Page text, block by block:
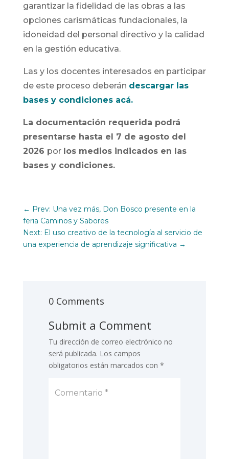
garantizar la fidelidad de las obras a las
opciones carismáticas fundacionales, la
idoneidad del personal directivo y la calidad
en la gestión educativa.
Las y los docentes interesados en participar
de este proceso deberán descargar las
bases y condiciones acá.
La documentación requerida podrá
presentarse hasta el 7 de agosto del
2026 por los medios indicados en las
bases y condiciones.
← Prev: Una vez más, Don Bosco presente en la
feria Caminos y Sabores
Next: El uso creativo de la tecnología al servicio de
una experiencia de aprendizaje significativa →
0 Comments
Submit a Comment
Tu dirección de correo electrónico no
será publicada. Los campos
obligatorios están marcados con *